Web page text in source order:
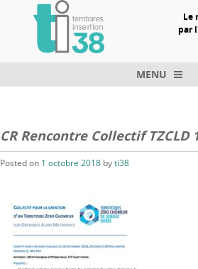
Le
par
MENU
CR Rencontre Collectif TZCLD
Posted on 1 octobre 2018 byti38